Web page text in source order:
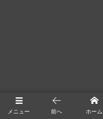
メニュー 前へ ホーム